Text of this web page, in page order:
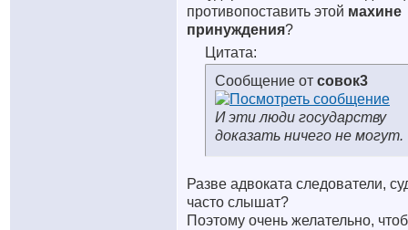
противопоставить этой махине
принуждения?
Цитата:
Сообщение от совок3
И эти люди государству
доказать ничего не могут.
Разве адвоката следователи,
часто слышат?
Поэтому очень желательно,